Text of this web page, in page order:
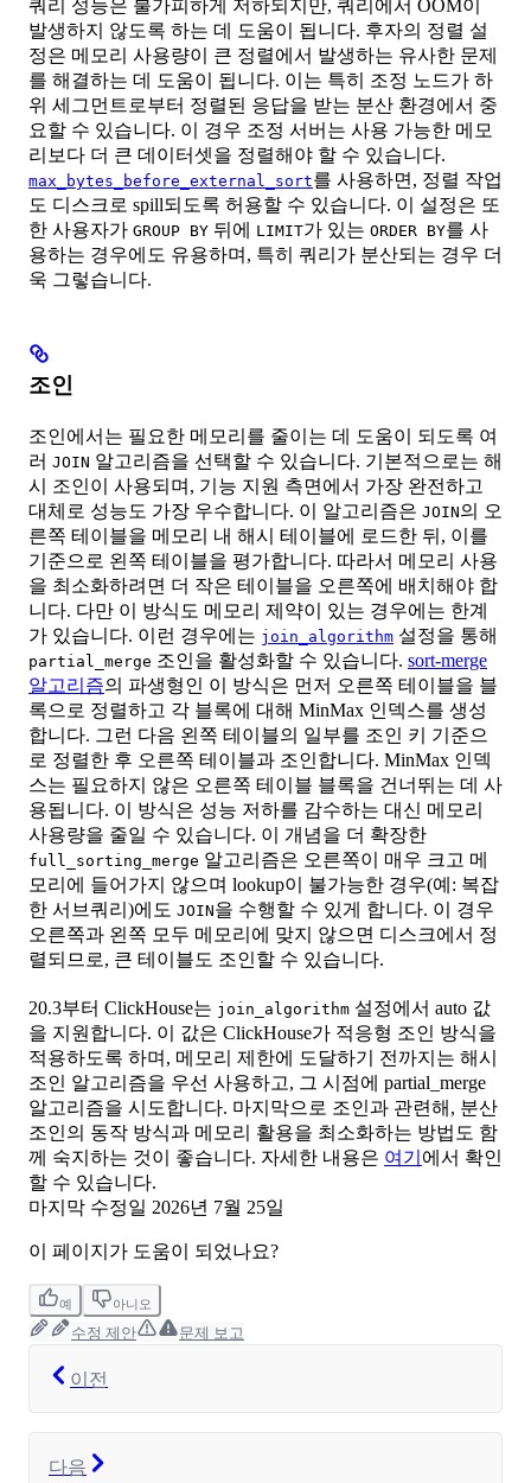
쿼리 성능은 불가피하게 저하되지만, 쿼리에서 OOM이
발생하지 않도록 하는 데 도움이 됩니다. 후자의 정렬 설
정은 메모리 사용량이 큰 정렬에서 발생하는 유사한 문제
를 해결하는 데 도움이 됩니다. 이는 특히 조정 노드가 하
위 세그먼트로부터 정렬된 응답을 받는 분산 환경에서 중
요할 수 있습니다. 이 경우 조정 서버는 사용 가능한 메모
리보다 더 큰 데이터셋을 정렬해야 할 수 있습니다.
max_bytes_before_external_sort를 사용하면, 정렬 작업
도 디스크로 spill되도록 허용할 수 있습니다. 이 설정은 또
한 사용자가 GROUP BY 뒤에 LIMIT가 있는 ORDER BY를 사
용하는 경우에도 유용하며, 특히 쿼리가 분산되는 경우 더
욱 그렇습니다.
조인
조인에서는 필요한 메모리를 줄이는 데 도움이 되도록 여
러 JOIN 알고리즘을 선택할 수 있습니다. 기본적으로는 해
시 조인이 사용되며, 기능 지원 측면에서 가장 완전하고
대체로 성능도 가장 우수합니다. 이 알고리즘은 JOIN의 오
른쪽 테이블을 메모리 내 해시 테이블에 로드한 뒤, 이를
기준으로 왼쪽 테이블을 평가합니다. 따라서 메모리 사용
을 최소화하려면 더 작은 테이블을 오른쪽에 배치해야 합
니다. 다만 이 방식도 메모리 제약이 있는 경우에는 한계
가 있습니다. 이런 경우에는 join_algorithm 설정을 통해
partial_merge 조인을 활성화할 수 있습니다. sort-merge
알고리즘의 파생형인 이 방식은 먼저 오른쪽 테이블을 블
록으로 정렬하고 각 블록에 대해 MinMax 인덱스를 생성
합니다. 그런 다음 왼쪽 테이블의 일부를 조인 키 기준으
로 정렬한 후 오른쪽 테이블과 조인합니다. MinMax 인덱
스는 필요하지 않은 오른쪽 테이블 블록을 건너뛰는 데 사
용됩니다. 이 방식은 성능 저하를 감수하는 대신 메모리
사용량을 줄일 수 있습니다. 이 개념을 더 확장한
full_sorting_merge 알고리즘은 오른쪽이 매우 크고 메
모리에 들어가지 않으며 lookup이 불가능한 경우(예: 복잡
한 서브쿼리)에도 JOIN을 수행할 수 있게 합니다. 이 경우
오른쪽과 왼쪽 모두 메모리에 맞지 않으면 디스크에서 정
렬되므로, 큰 테이블도 조인할 수 있습니다.
20.3부터 ClickHouse는 join_algorithm 설정에서 auto 값
을 지원합니다. 이 값은 ClickHouse가 적응형 조인 방식을
적용하도록 하며, 메모리 제한에 도달하기 전까지는 해시
조인 알고리즘을 우선 사용하고, 그 시점에 partial_merge
알고리즘을 시도합니다. 마지막으로 조인과 관련해, 분산
조인의 동작 방식과 메모리 활용을 최소화하는 방법도 함
께 숙지하는 것이 좋습니다. 자세한 내용은 여기 에서 확인
할 수 있습니다.
마지막 수정일 2026년 7월 25일
이 페이지가 도움이 되었나요?
예 아니오
수정 제안 문제 보고
이전
다음